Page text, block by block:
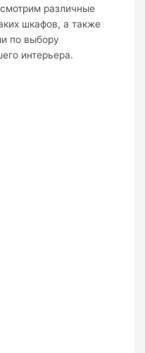
различные
шкафов, а также
по выбору
интерьера.